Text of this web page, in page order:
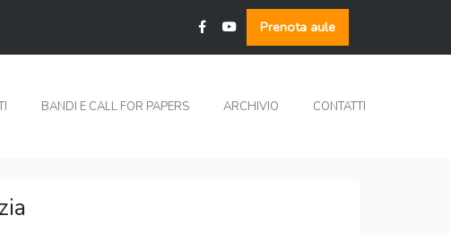
Prenota aule
BANDI E CALL FOR PAPERS ARCHIVIO CONTATTI